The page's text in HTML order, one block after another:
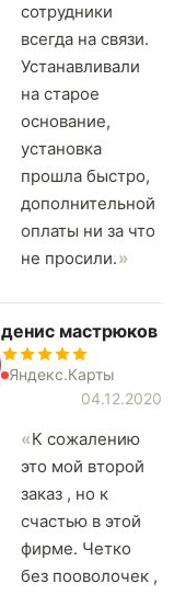
сотрудники
всегда на связи.
Устанавливали
на старое
основание,
установка
прошла быстро,
дополнительной
оплаты ни за что
не просили.
денис мастрюков
Яндекс.Карты
04.12.2020
К сожалению
это мой второй
заказ , но к
счастью в этой
фирме. Четко
без пооволочек ,